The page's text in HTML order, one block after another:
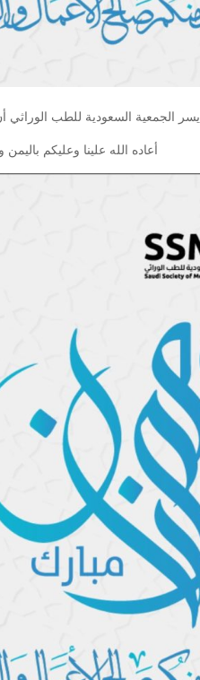
يسر الجمعية السعودية للطب الوراثي
أعاده الله علينا وعليكم